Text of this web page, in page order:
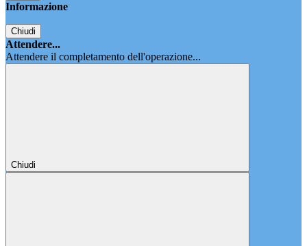
Informazione
Chiudi
Attendere...
Attendere il completamento dell'operazione...
Chiudi